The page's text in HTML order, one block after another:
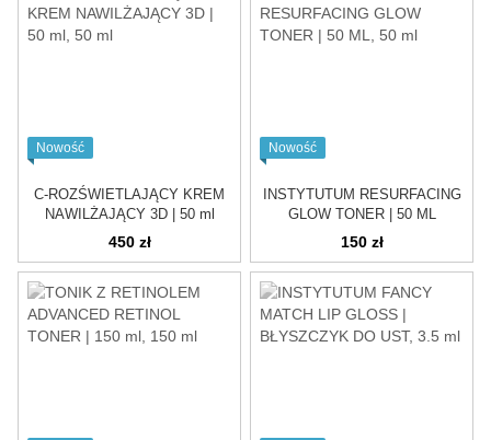
Nowość
C-ROZŚWIETLAJĄCY KREM
NAWILŻAJĄCY 3D | 50 ml
450 zł
Nowość
INSTYTUTUM RESURFACING
GLOW TONER | 50 ML
150 zł